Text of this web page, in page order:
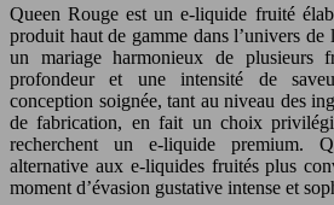
Queen Rouge est un e-liquide fruité
produit haut de gamme dans l’univers
un mariage harmonieux de plusieurs
profondeur et une intensité de
conception soignée, tant au niveau des
de fabrication, en fait un choix
recherchent un e-liquide premium.
alternative aux e-liquides fruités plus
moment d’évasion gustative intense et